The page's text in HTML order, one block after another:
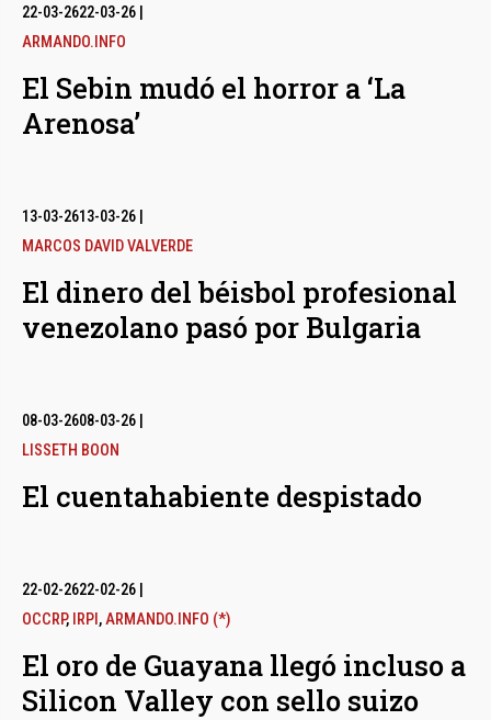
22-03-2622-03-26
ARMANDO.INFO
El Sebin mudó el horror a ‘La
Arenosa’
13-03-2613-03-26
MARCOS DAVID VALVERDE
El dinero del béisbol profesional
venezolano pasó por Bulgaria
08-03-2608-03-26
LISSETH BOON
El cuentahabiente despistado
22-02-2622-02-26
OCCRP, IRPI ,ARMANDO.INFO (*)
El oro de Guayana llegó incluso a
Silicon Valley con sello suizo